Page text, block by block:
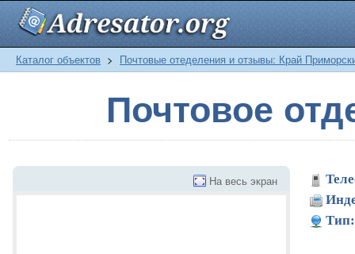
Каталог объектов > Почтовые отеделения и отзывы: Край
Почтовое
На весь экран
Тип: